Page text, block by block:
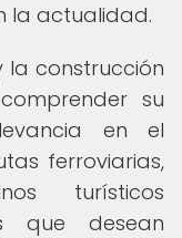
la actualidad.
la construcción
su
en el
ferroviarias,
turísticos
que desean